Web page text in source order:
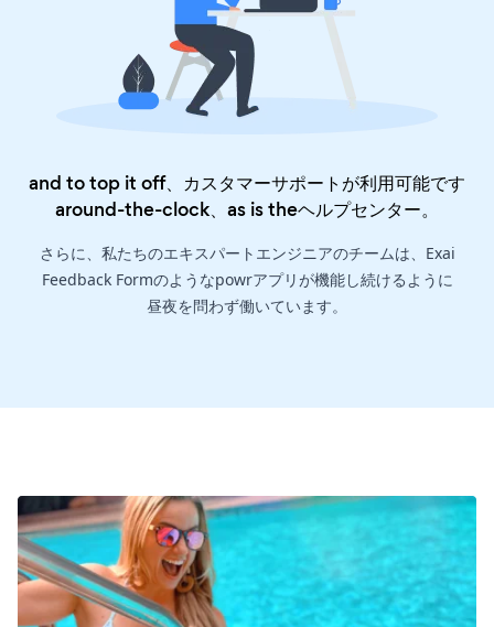
and to top it off、カスタマーサポートが利用可能です
around-the-clock、as is theヘルプセンター。
さらに、私たちのエキスパートエンジニアのチームは、Exai
Feedback Formのようなpowrアプリが機能し続けるように
昼夜を問わず働いています。